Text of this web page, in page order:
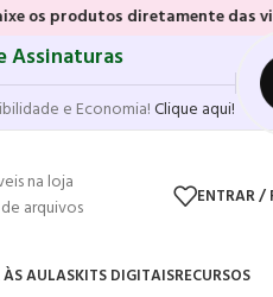
diretamente das vitrines e
Assinaturas
e Economia!Clique aqui!
na loja
arquivos ENTRAR /
AULASKITS DIGITAISRECURSOS